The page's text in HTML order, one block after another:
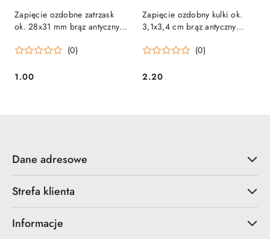
Zapięcie ozdobne zatrzask
ok. 28x31 mm brąz antyczny
(0)
Cena:
1.00
Zapięcie ozdobny kulki ok.
3,1x3,4 cm brąz antyczny
(0)
Cena:
2.20
Dane adresowe
Strefa klienta
Informacje